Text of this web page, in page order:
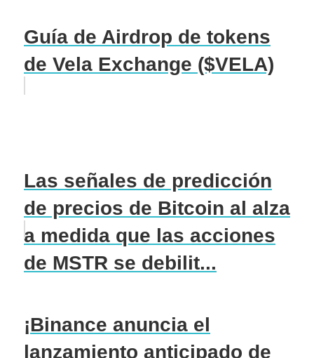
Guía de Airdrop de tokens
de Vela Exchange ($VELA)
Las señales de predicción
de precios de Bitcoin al alza
a medida que las acciones
de MSTR se debilit...
¡Binance anuncia el
lanzamiento anticipado de